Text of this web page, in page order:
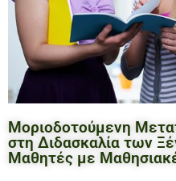
Μοριοδοτούμενη
στη Διδασκαλία των
Μαθητές με